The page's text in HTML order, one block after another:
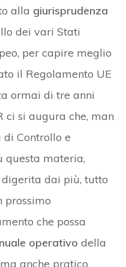
alla giurisprudenza
dei vari Stati
per capire meglio
il Regolamento UE
ormai di tre anni
ci si augura che, man
Controllo e
questa materia,
dai più, tutto
prossimo
che possa
operativo della
anche pratico